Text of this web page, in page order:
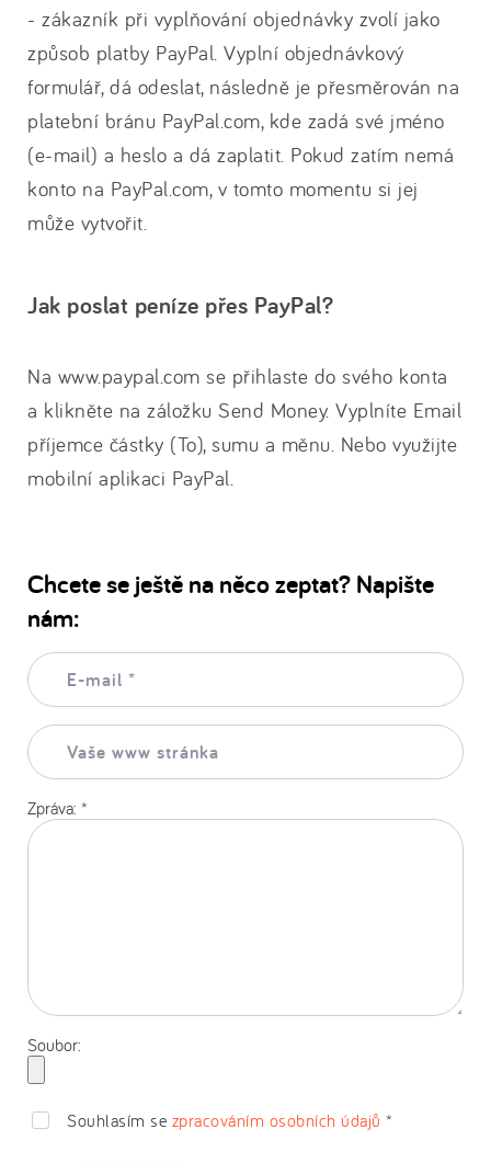
- zákazník při vyplňování objednávky zvolí jako
způsob platby PayPal. Vyplní objednávkový
formulář, dá odeslat, následně je přesměrován na
platební bránu PayPal.com, kde zadá své jméno
(e-mail) a heslo a dá zaplatit. Pokud zatím nemá
konto na PayPal.com, v tomto momentu si jej
může vytvořit.
Jak poslat peníze přes PayPal?
Na www.paypal.com se přihlaste do svého konta
a klikněte na záložku Send Money. Vyplníte Email
příjemce částky (To), sumu a měnu. Nebo využijte
mobilní aplikaci PayPal.
Chcete se ještě na něco zeptat? Napište
nám:
E-
mail:
Vaše
www
stránka:
Zpráva: *
Soubor:
Souhlasím se zpracováním osobních údajů *